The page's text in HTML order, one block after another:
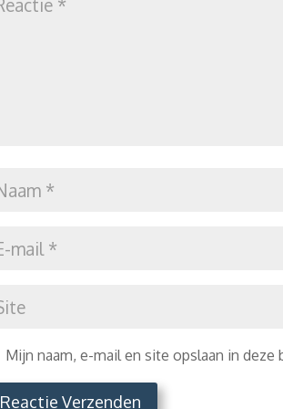
Mijn naam, e-mail en site opslaan in
Reactie Verzenden